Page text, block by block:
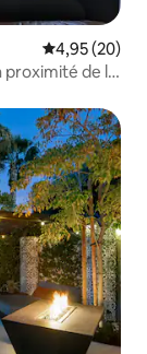
Évaluation
4,95 (20)
proximité de la